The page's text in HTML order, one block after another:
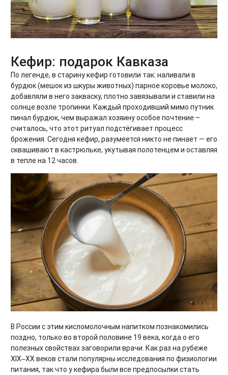
Кефир: подарок Кавказа
По легенде, в старину кефир готовили так: наливали в
бурдюк (мешок из шкуры животных) парное коровье молоко,
добавляли в него закваску, плотно завязывали и ставили на
солнце возле тропинки. Каждый проходивший мимо путник
пинал бурдюк, чем выражал хозяину особое почтение –
считалось, что этот ритуал подстёгивает процесс
брожения. Сегодня кефир, разумеется никто не пинает — его
сквашивают в кастрюльке, укутывая полотенцем и оставляя
в тепле на 12 часов.
В России с этим кисломолочным напитком познакомились
поздно, только во второй половине 19 века, когда о его
полезных свойствах заговорили врачи. Как раз на рубеже
XIX‒XX веков стали популярны исследования по физиологии
питания, так что у кефира были все предпосылки стать